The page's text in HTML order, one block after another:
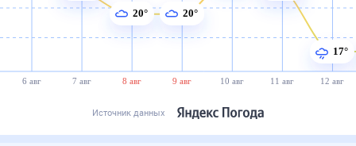
6 авг 7 авг 8 авг 9 авг 10 авг 11 авг 12 авг
20°
20°
17°
Источник данных